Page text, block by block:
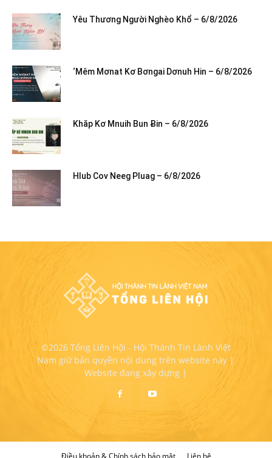
Yêu Thương Người Nghèo Khổ – 6/8/2026
‘Mêm Mơnat Kơ Bơngai Dơnuh Hin – 6/8/2026
Khăp Kơ Mnuih Bun Ƀin – 6/8/2026
Hlub Cov Neeg Pluag – 6/8/2026
©2026 Tổng Liên Hội - Hội Thánh Tin Lành Việt
Nam giữ bản quyền nội dung trên website này |
Website đang xây dựng |
Điều khoản & Chính sách bảo mật Liên hệ